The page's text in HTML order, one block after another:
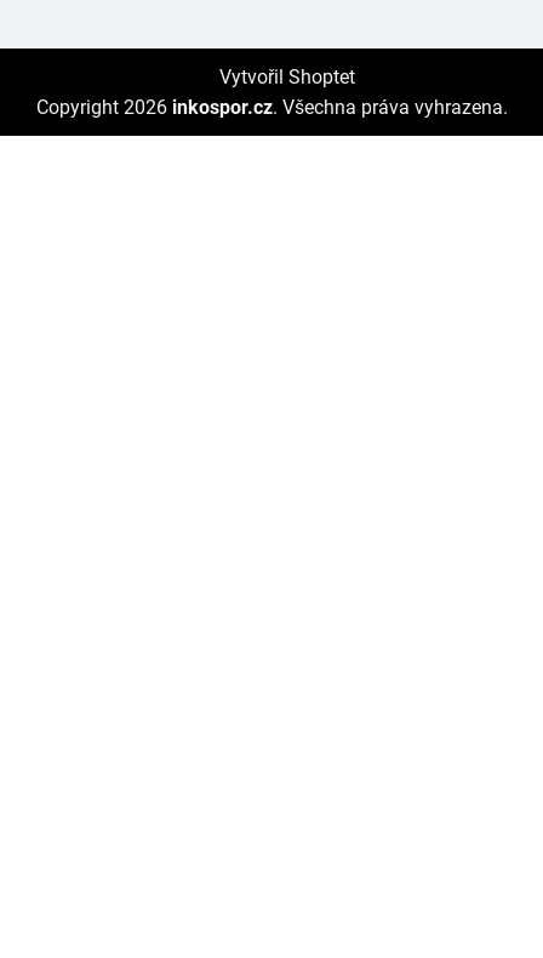
Vytvořil Shoptet
Copyright 2026 inkospor.cz. Všechna práva vyhrazena.